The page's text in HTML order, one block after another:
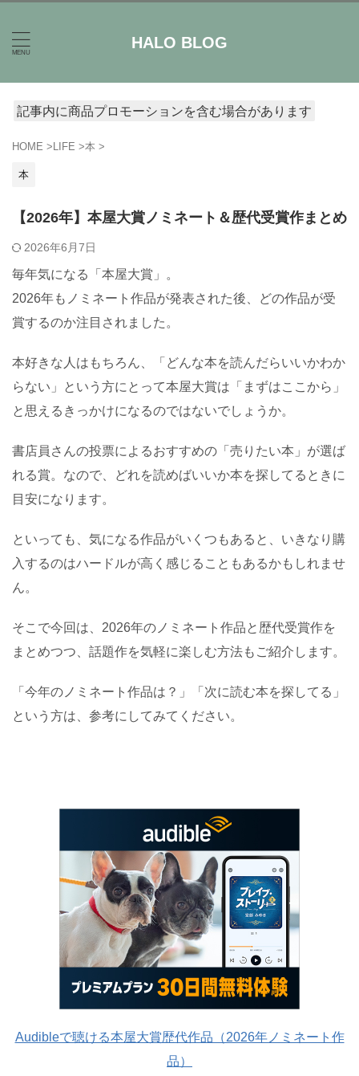
HALO BLOG
記事内に商品プロモーションを含む場合があります
HOME > LIFE >本 >
本
【2026年】本屋大賞ノミネート＆歴代受賞作まとめ
2026年6月7日
毎年気になる「本屋大賞」。
2026年もノミネート作品が発表された後、どの作品が受
賞するのか注目されました。
本好きな人はもちろん、「どんな本を読んだらいいかわか
らない」という方にとって本屋大賞は「まずはここから」
と思えるきっかけになるのではないでしょうか。
書店員さんの投票によるおすすめの「売りたい本」が選ば
れる賞。なので、どれを読めばいいか本を探してるときに
目安になります。
といっても、気になる作品がいくつもあると、いきなり購
入するのはハードルが高く感じることもあるかもしれませ
ん。
そこで今回は、2026年のノミネート作品と歴代受賞作を
まとめつつ、話題作を気軽に楽しむ方法もご紹介します。
「今年のノミネート作品は？」「次に読む本を探してる」
という方は、参考にしてみてください。
Audibleで聴ける本屋大賞歴代作品（2026年ノミネート作
品）